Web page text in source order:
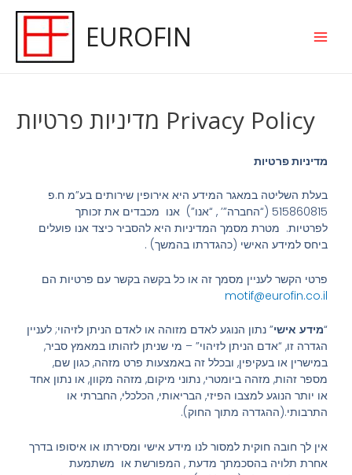
EUROFIN
מדיניות פרטיות Privacy Policy
מדיניות פרטיות
בעלת השליטה במאגר המידע היא אירופין שירותים בע”מ ח.פ
515860815 (“החברה”’ , “אנו”) אנו מכבדים את זכותך
לפרטיות. מטרת מסמך המדיניות היא להסביר כיצד אנו פועלים
ביחס למידע האישי (כהגדרתו בהמשך) .
פרטי הקשר לעניין מסמך זה או כל בקשה בקשר עם פרטיות הם
motif@eurofin.co.il
“מידע אישי” נתון הנוגע לאדם מזוהה או לאדם הניתן לזיהוי; לעניין
הגדרה זו, “אדם הניתן לזיהוי” – מי שניתן לזהותו במאמץ סביר,
במישרין או בעקיפין, ובכלל זה באמצעות פרט מזהה, כגון שם,
מספר זהות, מזהה ביומטרי, נתוני מיקום, מזהה מקוון, או נתון אחד
או יותר הנוגע למצבו הפיזי, הבריאותי, הכלכלי, החברתי או
התרבותי.(ההגדרה מתוך החוק).
אין לך חובה חוקית למסור לנו מידע אישי ומסירתו או איסופו בדרך
אחרת תלויה בהסכמתך מדעת , המפורשת או משתמעת